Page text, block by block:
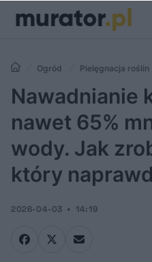
Ogród Pielęgnacja roślin
65% mniej zużytej wody. Jak
Nawadnianie
nawet 65%
wody. Jak
który
2026-04-03 14:19